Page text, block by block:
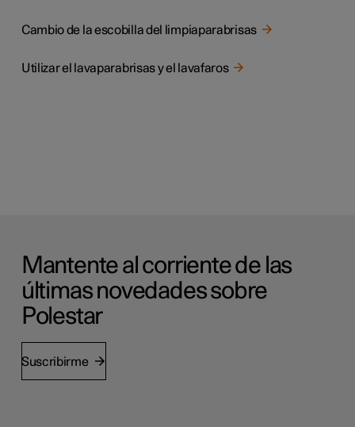
Cambio de la escobilla del limpiaparabrisas
Utilizar el lavaparabrisas y el lavafaros
Mantente al corriente de las
últimas novedades sobre
Polestar
Suscribirme